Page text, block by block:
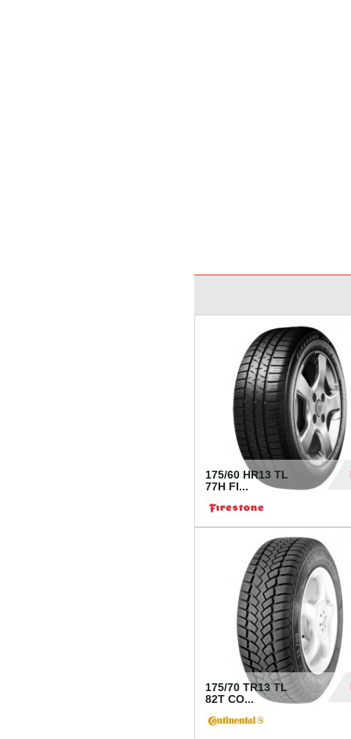
175/60 HR13 TL
77H FI...
175/70 TR13 TL
82T CO...